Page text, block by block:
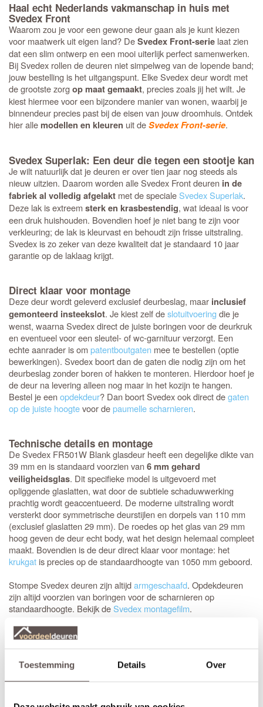
Toestemming Details Over
Haal echt Nederlands vakmanschap in huis met
Svedex Front
Waarom zou je voor een gewone deur gaan als je kunt kiezen
voor maatwerk uit eigen land? DeSvedex Front-serie laat zien
dat een slim ontwerp en een mooi uiterlijk perfect samenwerken.
Bij Svedex rollen de deuren niet simpelweg van de lopende band;
jouw bestelling is het uitgangspunt. Elke Svedex deur wordt met
de grootste zorgop maat gemaakt, precies zoals jij het wilt. Je
kiest hiermee voor een bijzondere manier van wonen, waarbij je
binnendeur precies past bij de eisen van jouw droomhuis. Ontdek
hier alle modellen en kleuren uit deSvedex Front-serie.
Svedex Superlak: Een deur die tegen een stootje kan
Je wilt natuurlijk dat je deuren er over tien jaar nog steeds als
nieuw uitzien. Daarom worden alle Svedex Front deuren in de
fabriek al volledig afgelakt met de specialeSvedex Superlak.
Deze lak is extreemsterk en krasbestendig, wat ideaal is voor
een druk huishouden. Bovendien hoef je niet bang te zijn voor
verkleuring; de lak is kleurvast en behoudt zijn frisse uitstraling.
Svedex is zo zeker van deze kwaliteit dat je standaard 10 jaar
garantie op de laklaag krijgt.
Direct klaar voor montage
Deze deur wordt geleverd exclusief deurbeslag, maar inclusief
gemonteerd insteekslot. Je kiest zelf deslotuitvoeringdie je
wenst, waarna Svedex direct de juiste boringen voor de deurkruk
en eventueel voor een sleutel- of wc-garnituur verzorgt. Een
echte aanrader is ompatentboutgaten mee te bestellen (optie
bewerkingen). Svedex boort dan de gaten die nodig zijn om het
deurbeslag zonder boren of hakken te monteren. Hierdoor hoef je
de deur na levering alleen nog maar in het kozijn te hangen.
Bestel je eenopdekdeur? Dan boort Svedex ook direct degaten
op de juiste hoogtevoor depaumelle scharnieren.
Technische details en montage
De Svedex FR501W Blank glasdeur heeft een degelijke dikte van
39 mm en is standaard voorzien van6 mm gehard
veiligheidsglas. Dit specifieke model is uitgevoerd met
opliggende glaslatten, wat door de subtiele schaduwwerking
prachtig wordt geaccentueerd. De moderne uitstraling wordt
versterkt door symmetrische deurstijlen en dorpels van 110 mm
(exclusief glaslatten 29 mm). De roedes op het glas van 29 mm
hoog geven de deur echt body, wat het design helemaal compleet
maakt. Bovendien is de deur direct klaar voor montage: het
krukgat is precies op de standaardhoogte van 1050 mm geboord.
Stompe Svedex deuren zijn altijdarmgeschaafd. Opdekdeuren
zijn altijd voorzien van boringen voor de scharnieren op
standaardhoogte. Bekijk deSvedex montagefilm.
Elk modelSvedex-deur
opdekuitvoering, in elke denkbare standaardmaat of afwijkende
juiste draairichting doorgeeft tijdens het bestellen. Doordat
Svedex het slot al in de fabriek infreest, kan de deur niet
groot belang.